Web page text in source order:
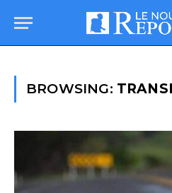
BROWSING: